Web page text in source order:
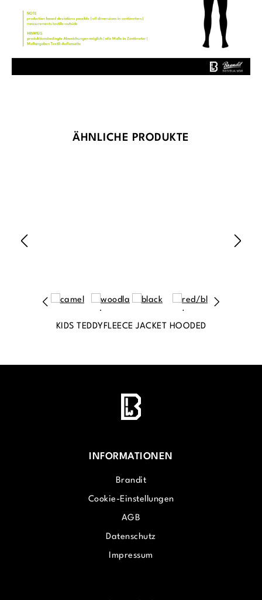
Produktgalerie überspringen
ÄHNLICHE PRODUKTE
KIDS TEDDYFLEECE JACKET HOODED
INFORMATIONEN
Brandit
Cookie-Einstellungen
AGB
Datenschutz
Impressum